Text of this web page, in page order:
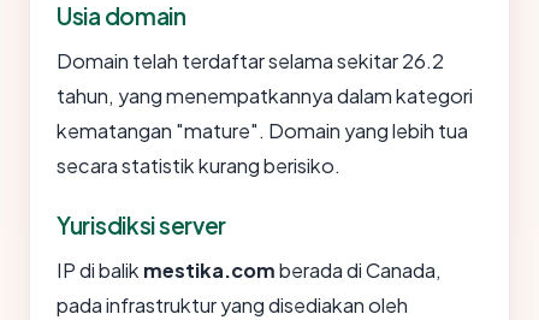
Usia domain
Domain telah terdaftar selama sekitar 26.2
tahun, yang menempatkannya dalam kategori
kematangan "mature". Domain yang lebih tua
secara statistik kurang berisiko.
Yurisdiksi server
IP di balik mestika.comberada di Canada,
pada infrastruktur yang disediakan oleh